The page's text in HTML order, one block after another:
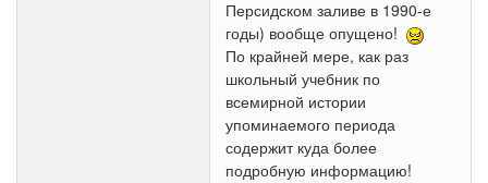
Персидском заливе в 1990-е
годы) вообще опущено!
По крайней мере, как раз
школьный учебник по
всемирной истории
упоминаемого периода
содержит куда более
подробную информацию!